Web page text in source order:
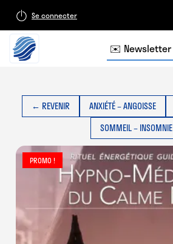
Se connecter
✉️ Newsletter
← REVENIR ANXIÉTÉ – ANGOISSE
SOMMEIL – INSOMNIE
PROMO !